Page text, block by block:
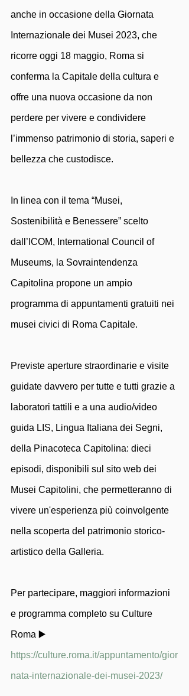
anche in occasione della Giornata
Internazionale dei Musei 2023, che
ricorre oggi 18 maggio, Roma si
conferma la Capitale della cultura e
offre una nuova occasione da non
perdere per vivere e condividere
l’immenso patrimonio di storia, saperi e
bellezza che custodisce.
In linea con il tema “Musei,
Sostenibilità e Benessere” scelto
dall’ICOM, International Council of
Museums, la Sovraintendenza
Capitolina propone un ampio
programma di appuntamenti gratuiti nei
musei civici di Roma Capitale.
Previste aperture straordinarie e visite
guidate davvero per tutte e tutti grazie a
laboratori tattili e a una audio/video
guida LIS, Lingua Italiana dei Segni,
della Pinacoteca Capitolina: dieci
episodi, disponibili sul sito web dei
Musei Capitolini, che permetteranno di
vivere un'esperienza più coinvolgente
nella scoperta del patrimonio storico-
artistico della Galleria.
Per partecipare, maggiori informazioni
e programma completo su Culture
Roma ▶️
https://culture.roma.it/appuntamento/gior
nata-internazionale-dei-musei-2023/